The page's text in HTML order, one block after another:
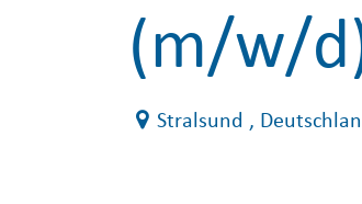
(m/w/
Stralsund ,